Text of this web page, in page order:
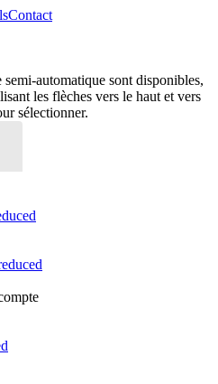
Contact
automatique sont disponibles,
les flèches vers le haut et vers
sélectionner.